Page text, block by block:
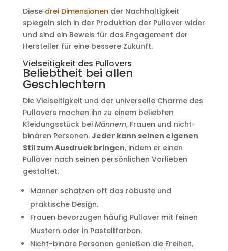
Diese drei Dimensionen der Nachhaltigkeit
spiegeln sich in der Produktion der Pullover wider
und sind ein Beweis für das Engagement der
Hersteller für eine bessere Zukunft.
Vielseitigkeit des Pullovers
Beliebtheit bei allen
Geschlechtern
Die Vielseitigkeit und der universelle Charme des
Pullovers machen ihn zu einem beliebten
Kleidungsstück bei Männern, Frauen und nicht-
binären Personen. Jeder kann seinen eigenen
Stil zum Ausdruck bringen, indem er einen
Pullover nach seinen persönlichen Vorlieben
gestaltet.
Männer schätzen oft das robuste und
praktische Design.
Frauen bevorzugen häufig Pullover mit feinen
Mustern oder in Pastellfarben.
Nicht-binäre Personen genießen die Freiheit,